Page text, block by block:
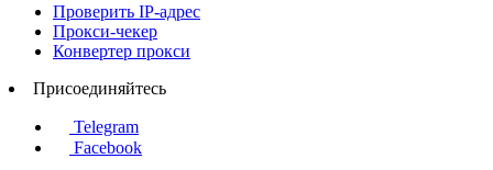
Проверить IP-адрес
Прокси-чекер
Конвертер прокси
Присоединяйтесь
Telegram
Facebook